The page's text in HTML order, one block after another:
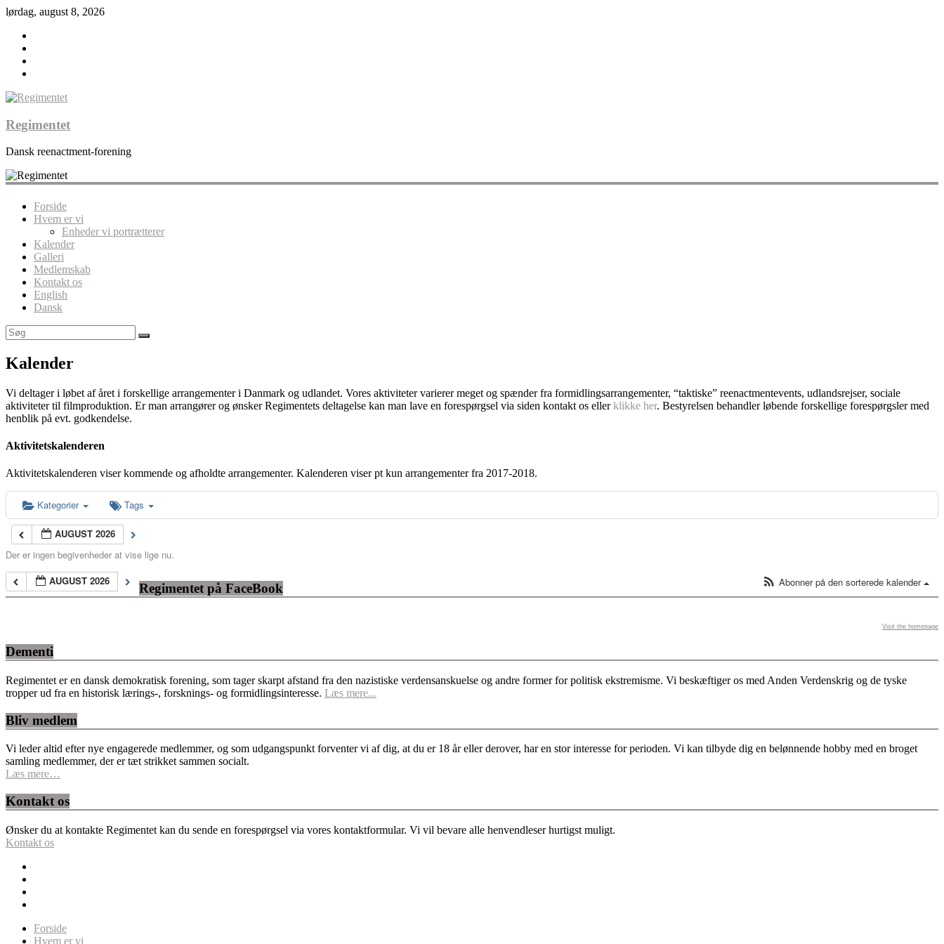
lørdag, august 8, 2026
Regimentet
Dansk reenactment-forening
Forside
Hvem er vi
Enheder vi portrætterer
Kalender
Galleri
Medlemskab
Kontakt os
English
Dansk
Kalender
Vi deltager i løbet af året i forskellige arrangementer i Danmark og udlandet. Vores aktiviteter varierer meget og spænder fra formidlingsarrangementer, “taktiske” reenactmentevents, udlandsrejser, sociale
aktiviteter til filmproduktion. Er man arrangører og ønsker Regimentets deltagelse kan man lave en forespørgsel via siden kontakt os ellerklikke her. Bestyrelsen behandler løbende forskellige forespørgsler med
henblik på evt. godkendelse.
Aktivitetskalenderen
Aktivitetskalenderen viser kommende og afholdte arrangementer. Kalenderen viser pt kun arrangementer fra 2017-2018.
Kategorier Tags
AUGUST 2026
Der er ingen begivenheder at vise lige nu.
AUGUST 2026
Abonner på den sorterede kalender
Regimentet på FaceBook
Visit the homepage
Dementi
Regimentet er en dansk demokratisk forening, som tager skarpt afstand fra den nazistiske verdensanskuelse og andre former for politisk ekstremisme. Vi beskæftiger os med Anden Verdenskrig og de tyske
tropper ud fra en historisk lærings-, forsknings- og formidlingsinteresse. Læs mere...
Bliv medlem
Vi leder altid efter nye engagerede medlemmer, og som udgangspunkt forventer vi af dig, at du er 18 år eller derover, har en stor interesse for perioden. Vi kan tilbyde dig en belønnende hobby med en broget
samling medlemmer, der er tæt strikket sammen socialt.
Læs mere…
Kontakt os
Ønsker du at kontakte Regimentet kan du sende en forespørgsel via vores kontaktformular. Vi vil bevare alle henvendleser hurtigst muligt.
Kontakt os
Forside
Hvem er vi